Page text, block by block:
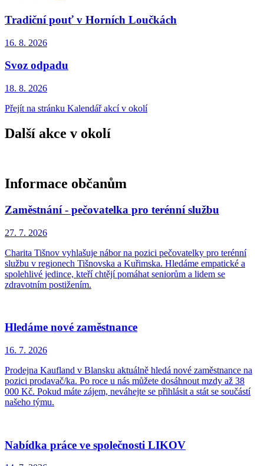
Tradiční pouť v Horních Loučkách
16. 8. 2026
Svoz odpadu
18. 8. 2026
Přejít na stránku Kalendář akcí v okolí
Další akce v okolí
Informace občanům
Zaměstnání - pečovatelka pro terénní službu
27. 7. 2026
Charita Tišnov vyhlašuje nábor na pozici pečovatelky pro terénní
službu v regionech Tišnovska a Kuřimska. Hledáme empatické a
spolehlivé jedince, kteří chtějí pomáhat seniorům a lidem se
zdravotním postižením.
Hledáme nové zaměstnance
16. 7. 2026
Prodejna Kaufland v Blansku aktuálně hledá nové zaměstnance na
pozici prodavač/ka. Po roce u nás můžete dosáhnout mzdy až 38
000 Kč. Pokud máte zájem, neváhejte se přihlásit a stát se součástí
našeho týmu.
Nabídka práce ve společnosti LIKOV